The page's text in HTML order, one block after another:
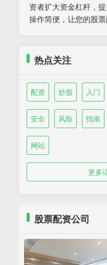
资者扩大资金杠杆，
操作简便，让您的股票
热点关注
配资 炒股 入门
安全 风险 指南
网站
更多
股票配资公司